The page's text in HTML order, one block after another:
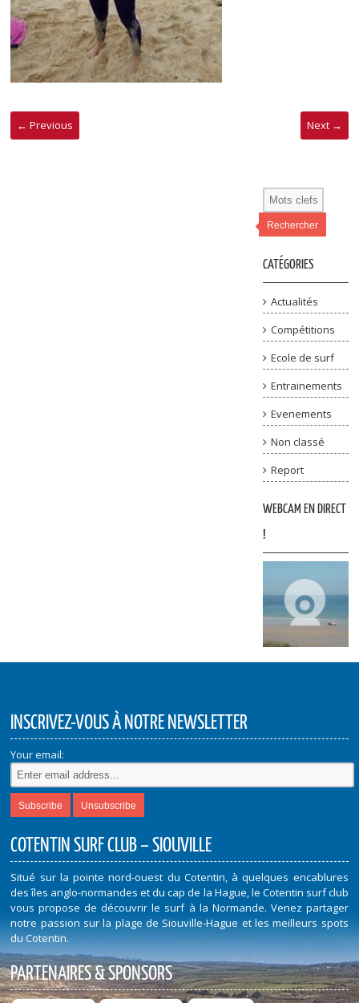
← Previous Next →
Rechercher
CATÉGORIES
Actualités
Compétitions
Ecole de surf
Entrainements
Evenements
Non classé
Report
WEBCAM EN DIRECT
!
INSCRIVEZ-VOUS À NOTRE NEWSLETTER
Your email:
COTENTIN SURF CLUB – SIOUVILLE
Situé sur la pointe nord-ouest du Cotentin, à quelques encablures
des îles anglo-normandes et du cap de la Hague, le Cotentin surf club
vous propose de découvrir le surf à la Normande. Venez partager
notre passion sur la plage de Siouville-Hague et les meilleurs spots
du Cotentin.
PARTENAIRES & SPONSORS